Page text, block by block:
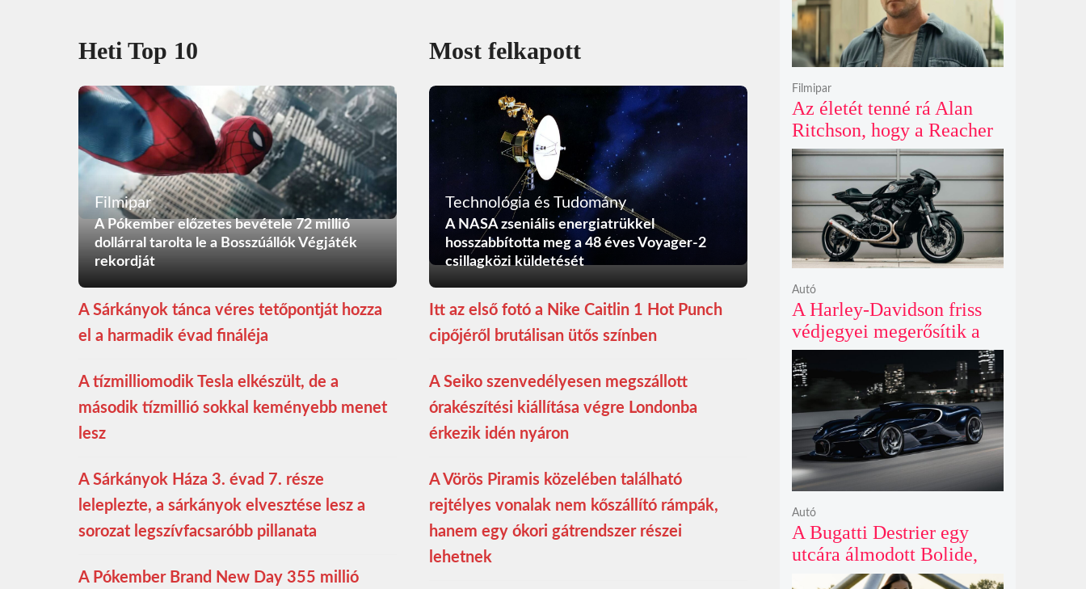
Heti Top 10
Filmipar
A Pókember előzetes bevétele 72 millió
dollárral tarolta le a Bosszúállók Végjáték
rekordját
A Sárkányok tánca véres tetőpontját hozza
el a harmadik évad fináléja
A tízmilliomodik Tesla elkészült, de a
második tízmillió sokkal keményebb menet
lesz
A Sárkányok Háza 3. évad 7. része
leleplezte, a sárkányok elvesztése lesz a
sorozat legszívfacsaróbb pillanata
A Pókember Brand New Day 355 millió
Most felkapott
Technológia és Tudomány
A NASA zseniális energiatrükkel
hosszabbította meg a 48 éves Voyager-2
csillagközi küldetését
Itt az első fotó a Nike Caitlin 1 Hot Punch
cipőjéről brutálisan ütős színben
A Seiko szenvedélyesen megszállott
órakészítési kiállítása végre Londonba
érkezik idén nyáron
A Vörös Piramis közelében található
rejtélyes vonalak nem kőszállító rámpák,
hanem egy ókori gátrendszer részei
lehetnek
részei lehetnek
Az életét tenné rá Alan
Ritchson, hogy a Reacher
negyedik évada mindent
felülmúl
Filmipar
A Harley-Davidson friss
védjegyei megerősítik a
lenyűgöző café racer és
flat tracker szériagyártását
Autó
A Bugatti Destrier egy
utcára álmodott Bolide,
ami a pályaautók
Autó